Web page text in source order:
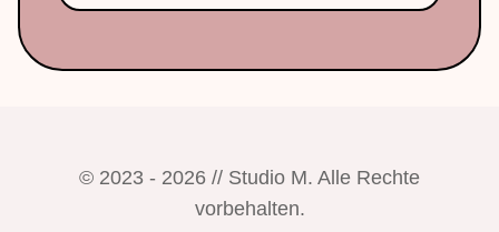
© 2023 - 2026 // Studio M. Alle Rechte
vorbehalten.